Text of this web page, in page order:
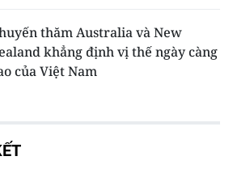
thăm Australia và New
khẳng định vị thế ngày càng
của Việt Nam